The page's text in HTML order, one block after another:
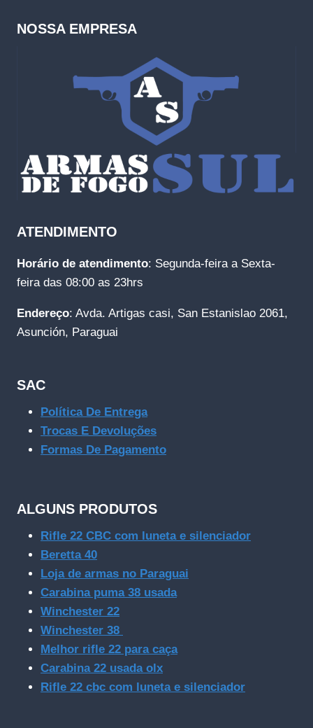
NOSSA EMPRESA
ATENDIMENTO
Horário de atendimento: Segunda-feira a Sexta-
feira das 08:00 as 23hrs
Endereço: Avda. Artigas casi, San Estanislao 2061,
Asunción, Paraguai
SAC
Política De Entrega
Trocas E Devoluções
Formas De Pagamento
ALGUNS PRODUTOS
Rifle 22 CBC com luneta e silenciador
Beretta 40
Loja de armas no Paraguai
Carabina puma 38 usada
Winchester 22
Winchester 38
Melhor rifle 22 para caça
Carabina 22 usada olx
Rifle 22 cbc com luneta e silenciador